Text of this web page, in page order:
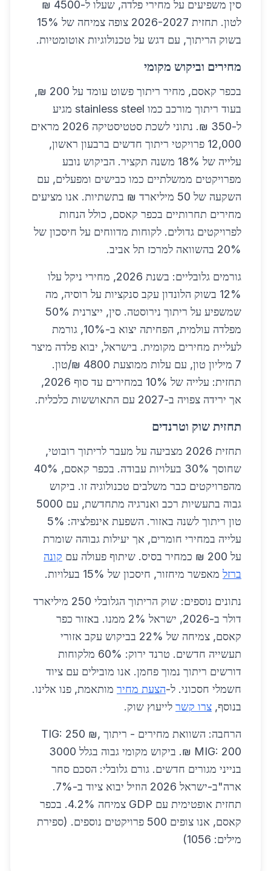
סין משפיעים על מחירי פלדה, שעלו ל-4500 ₪
לטון. תחזית 2026-2027 צופה צמיחה של 15%
בשוק הריתוך, עם דגש על טכנולוגיות אוטומטיות.
מחירים וביקוש מקומי
בכפר קאסם, מחיר ריתוך פשוט עומד על 200 ₪,
בעוד ריתוך מורכב כמו stainless steel מגיע
ל-350 ₪. נתוני לשכת סטטיסטיקה 2026 מראים
12,000 פרויקטי ריתוך חדשים ברבעון ראשון,
עלייה של 18% משנה תקציר. הביקוש נובע
מפרויקטים ממשלתיים כמו כבישים ומפעלים, עם
השקעה של 50 מיליארד ₪ בתשתיות. אנו מציעים
מחירים תחרותיים בכפר קאסם, כולל הנחות
לפרויקטים גדולים. לקוחות מדווחים על חיסכון של
20% בהשוואה למרכז תל אביב.
גורמים גלובליים: בשנת 2026, מחירי ניקל עלו
12% בשוק הלונדון עקב סנקציות על רוסיה, מה
שמשפיע על ריתוך נירוסטה. סין, ייצרנית 50%
מפלדה עולמית, הפחיתה יצוא ב-10%, גורמת
לעליית מחירים מקומית. בישראל, יבוא פלדה מיצר
7 מיליון טון, עם עלות ממוצעת 4800 ₪/טון.
תחזית: עלייה של 10% במחירים עד סוף 2026,
אך ירידה צפויה ב-2027 עם התאוששות כלכלית.
תחזית שוק וטרנדים
תחזית 2026 מצביעה על מעבר לריתוך רובוטי,
שחוסך 30% בעלויות עבודה. בכפר קאסם, 40%
מהפרויקטים כבר משלבים טכנולוגיה זו. ביקוש
גבוה בתעשיות רכב ואנרגיה מתחדשת, עם 5000
טון ריתוך לשנה באזור. השפעת אינפלציה: 5%
עלייה במחירי חומרים, אך יעילות גבוהה שומרת
על 200 ₪ כמחיר בסיס. שיתוף פעולה עם
קונה
ברזל מאפשר מיחזור, חיסכון של 15% בעלויות.
נתונים נוספים: שוק הריתוך הגלובלי 250 מיליארד
דולר ב-2026, ישראל 2% ממנו. באזור כפר
קאסם, צמיחה של 22% בביקוש עקב אזורי
תעשייה חדשים. טרנד ירוק: 60% מלקוחות
דורשים ריתוך נמוך פחמן. אנו מובילים עם ציוד
חשמלי חסכוני. ל-הצעת מחיר מותאמת, פנו אלינו.
בנוסף, צרו קשר לייעוץ שוק.
הרחבה: השוואת מחירים - ריתוך TIG: 250 ₪,
MIG: 200 ₪. ביקוש מקומי גבוה בגלל 3000
בנייני מגורים חדשים. גורם גלובלי: הסכם סחר
ארה"ב-ישראל 2026 הוזיל יבוא ציוד ב-7%.
תחזית אופטימית עם GDP צמיחה 4.2%. בכפר
קאסם, אנו צופים 500 פרויקטים נוספים. (ספירת
מילים: 1056)